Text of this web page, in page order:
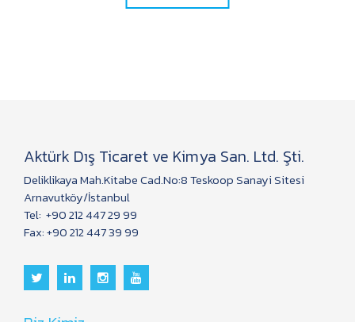
Aktürk Dış Ticaret ve Kimya San. Ltd. Şti.
Deliklikaya Mah.Kitabe Cad.No:8 Teskoop Sanayi Sitesi
Arnavutköy/İstanbul
Tel: +90 212 447 29 99
Fax: +90 212 447 39 99